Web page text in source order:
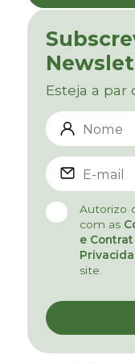
Esteja a par
Autorizo
com as
e
site.